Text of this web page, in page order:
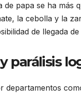
papa se ha más
la cebolla y la
de llegada
parálisis
departamentos